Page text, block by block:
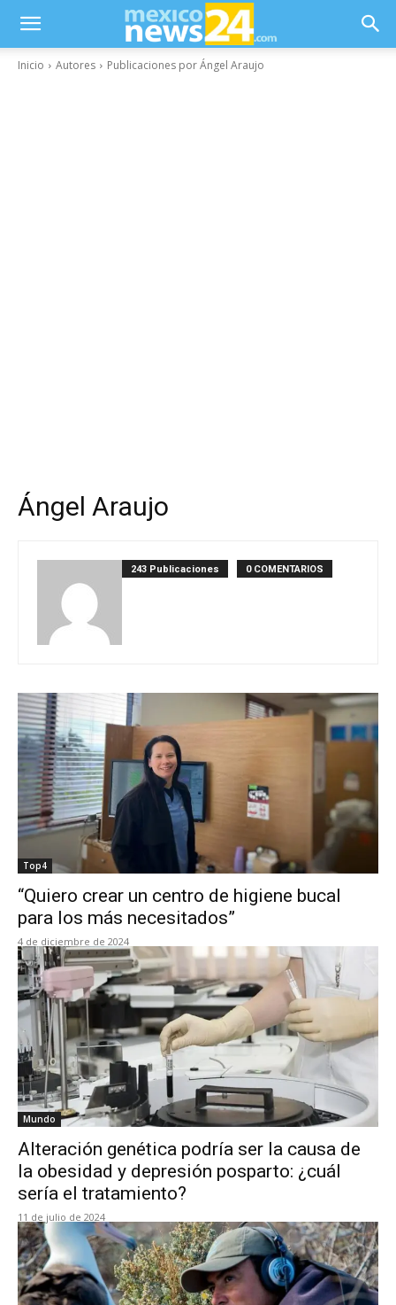
Inicio Autores Publicaciones por Ángel Araujo
Ángel Araujo
243 Publicaciones 0 COMENTARIOS
Top4
“Quiero crear un centro de higiene bucal
para los más necesitados”
4 de diciembre de 2024
Mundo
Alteración genética podría ser la causa de
la obesidad y depresión posparto: ¿cuál
sería el tratamiento?
11 de julio de 2024